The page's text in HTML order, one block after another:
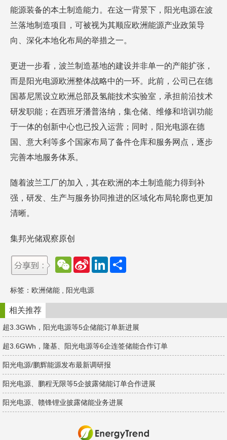
能源装备的本土制造能力。在这一背景下，阳光电源在波
兰落地制造项目，可被视为其顺应欧洲能源产业政策导
向、深化本地化布局的举措之一。
更进一步看，波兰制造基地的建设并非单一的产能扩张，
而是阳光电源欧洲整体战略中的一环。此前，公司已在德
国慕尼黑设立欧洲总部及氢能技术实验室，承担前沿技术
研发职能；在西班牙潘普洛纳，集仓储、维修和培训功能
于一体的创新中心也已投入运营；同时，阳光电源在德
国、意大利等多个国家布局了备件仓库和服务网点，逐步
完善本地服务体系。
随着波兰工厂的加入，其在欧洲的本土制造能力得到补
强，研发、生产与服务协同推进的区域化布局轮廓也更加
清晰。
集邦光储观察原创
W
e
a
t
S
W
e
b
o
L
d
n
标签： 欧洲储能 阳光电源
相关推荐
超3.3GWh，阳光电源等5企储能订单新进展
超3.6GWh，隆基、阳光电源等6企连签储能合作订单
阳光电源/鹏辉能源发布最新调研报
阳光电源、鹏程无限等5企披露储能订单合作进展
阳光电源、赣锋锂业披露储能业务进展